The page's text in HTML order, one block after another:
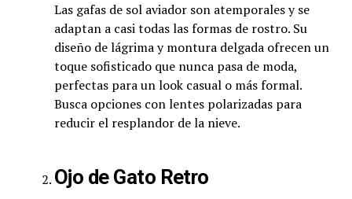
Las gafas de sol aviador son atemporales y se
adaptan a casi todas las formas de rostro. Su
diseño de lágrima y montura delgada ofrecen un
toque sofisticado que nunca pasa de moda,
perfectas para un look casual o más formal.
Busca opciones con lentes polarizadas para
reducir el resplandor de la nieve.
Ojo de Gato Retro